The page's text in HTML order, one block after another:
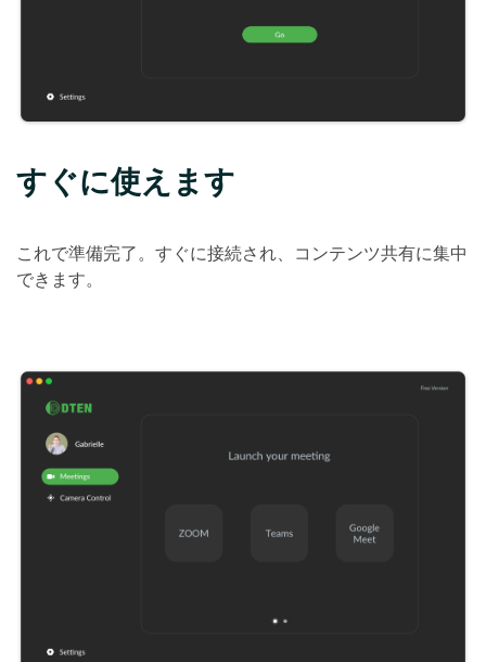
すぐに使えます
これで準備完了。すぐに接続され、コンテンツ共有に集中
できます。